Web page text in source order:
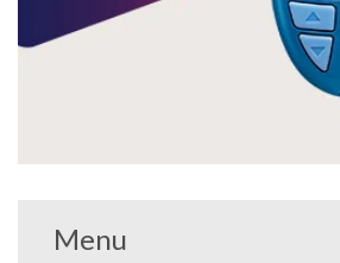
Menu